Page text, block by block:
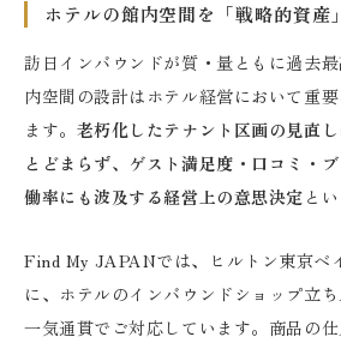
ホテルの館内空間を「戦略的資産
訪日インバウンドが質・量ともに過去
内空間の設計はホテル経営において重
ます。 老朽化したテナント区画の見直
とどまらず、ゲスト満足度・口コミ・
働率にも波及する経営上の意思決定 と
Find My JAPANでは、ヒルトン東京ベ
に、ホテルのインバウンドショップ立
一気通貫でご対応しています。商品の